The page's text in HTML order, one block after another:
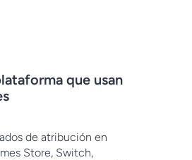
que usan
de atribución en
Store, Switch,